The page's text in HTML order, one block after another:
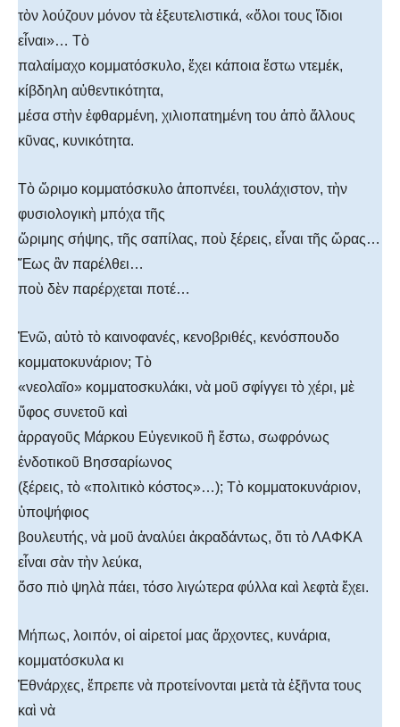
τὸν λούζουν μόνον τὰ ἐξευτελιστικά, «ὅλοι τους ἴδιοι
εἶναι»… Τὸ
παλαίμαχο κομματόσκυλο, ἔχει κάποια ἔστω ντεμέκ,
κίβδηλη αὐθεντικότητα,
μέσα στὴν ἐφθαρμένη, χιλιοπατημένη του ἀπὸ ἄλλους
κῦνας, κυνικότητα.
Τὸ ὥριμο κομματόσκυλο ἀποπνέει, τουλάχιστον, τὴν
φυσιολογικὴ μπόχα τῆς
ὥριμης σήψης, τῆς σαπίλας, ποὺ ξέρεις, εἶναι τῆς ὥρας…
Ἕως ἂν παρέλθει…
ποὺ δὲν παρέρχεται ποτέ…
Ἐνῶ, αὐτὸ τὸ καινοφανές, κενοβριθές, κενόσπουδο
κομματοκυνάριον; Τὸ
«νεολαῖο» κομματοσκυλάκι, νὰ μοῦ σφίγγει τὸ χέρι, μὲ
ὕφος συνετοῦ καὶ
ἀρραγοῦς Μάρκου Εὐγενικοῦ ἢ ἔστω, σωφρόνως
ἐνδοτικοῦ Βησσαρίωνος
(ξέρεις, τὸ «πολιτικὸ κόστος»…); Τὸ κομματοκυνάριον,
ὑποψήφιος
βουλευτής, νὰ μοῦ ἀναλύει ἀκραδάντως, ὅτι τὸ ΛΑΦΚΑ
εἶναι σὰν τὴν λεύκα,
ὅσο πιὸ ψηλὰ πάει, τόσο λιγώτερα φύλλα καὶ λεφτὰ ἔχει.
Μήπως, λοιπόν, οἱ αἱρετοί μας ἄρχοντες, κυνάρια,
κομματόσκυλα κι
Ἐθνάρχες, ἔπρεπε νὰ προτείνονται μετὰ τὰ ἑξῆντα τους
καὶ νὰ